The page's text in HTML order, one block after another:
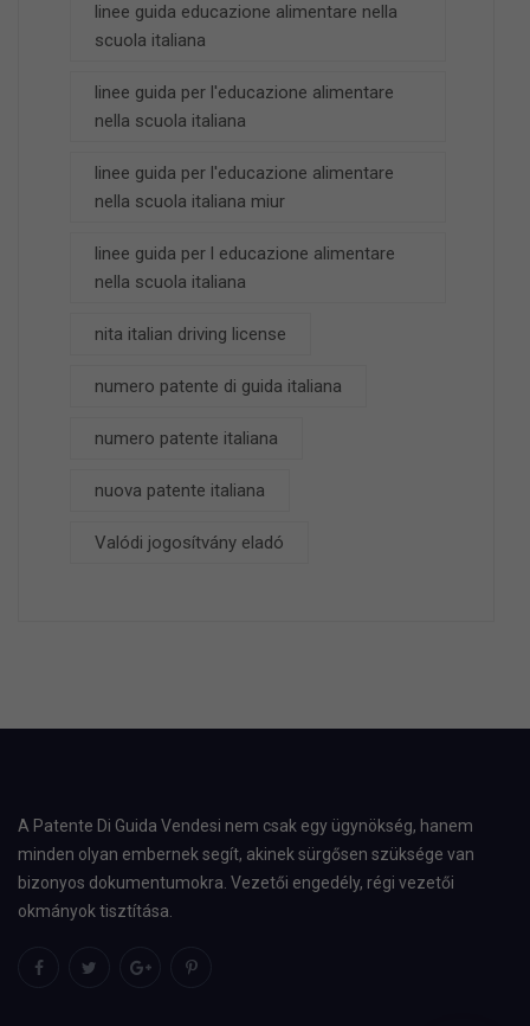
linee guida educazione alimentare nella
scuola italiana
linee guida per l'educazione alimentare
nella scuola italiana
linee guida per l'educazione alimentare
nella scuola italiana miur
linee guida per l educazione alimentare
nella scuola italiana
nita italian driving license
numero patente di guida italiana
numero patente italiana
nuova patente italiana
Valódi jogosítvány eladó
A Patente Di Guida Vendesi nem csak egy ügynökség, hanem
minden olyan embernek segít, akinek sürgősen szüksége van
bizonyos dokumentumokra. Vezetői engedély, régi vezetői
okmányok tisztítása.